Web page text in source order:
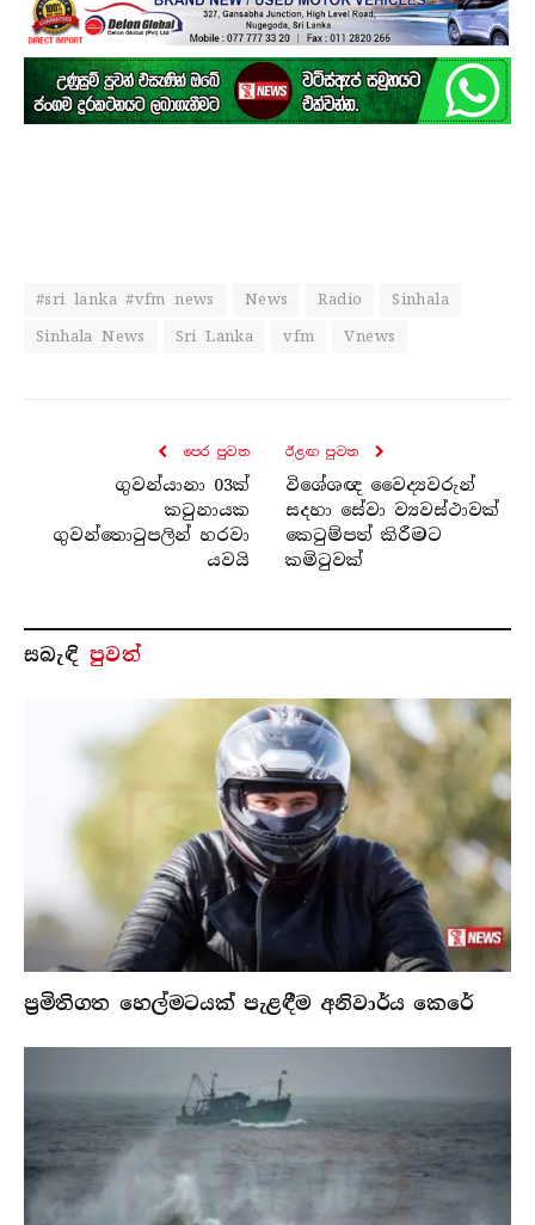
#sri lanka #vfm news News Radio
Sinhala
Sinhala News
Sri Lanka vfm Vnews
පෙර පුව​ත
ගුවන්යානා 03ක්
කටුනායක
ගුවන්තොටුපලින් හරවා
යවයි
ඊළඟ පුව​ත
විශේශඥ වෛද්‍යවරුන්
සදහා සේවා ව්‍යවස්ථාවක්
කෙටුම්පත් කිරීමට
කමිටුවක්
සබැ​ඳි පුවත්
ප්‍රමිතිගත හෙල්මටයක් පැළඳීම අනිවාර්ය කෙරේ